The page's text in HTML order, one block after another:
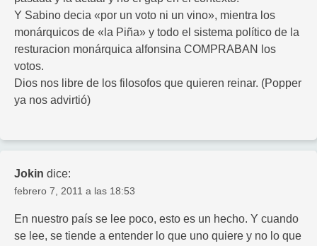
Y Sabino decia «por un voto ni un vino», mientra los
monárquicos de «la Piña» y todo el sistema político de la
resturacion monárquica alfonsina COMPRABAN los
votos.
Dios nos libre de los filosofos que quieren reinar. (Popper
ya nos advirtió)
Jokin dice:
febrero 7, 2011 a las 18:53
En nuestro país se lee poco, esto es un hecho. Y cuando
se lee, se tiende a entender lo que uno quiere y no lo que